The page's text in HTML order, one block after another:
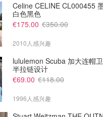
Celine CELINE CL000455
白色黑色
€175.00 €350.00
2010人感兴趣
lululemon Scuba 加大连帽
半拉链设计
€69.00 €118.00
1996人感兴趣